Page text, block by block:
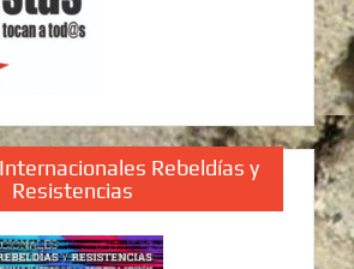
Rebeldías y
Resistencias